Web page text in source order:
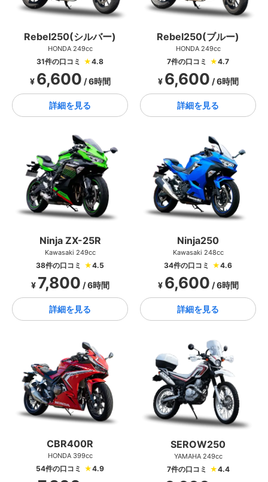
Rebel250(シルバー)
HONDA 249cc
31件の口コミ ★4.8
¥ 6,600 / 6時間
詳細を見る
Rebel250(ブルー)
HONDA 249cc
7件の口コミ ★4.7
¥ 6,600 / 6時間
詳細を見る
Ninja ZX-25R
Kawasaki 249cc
38件の口コミ ★4.5
¥ 7,800 / 6時間
詳細を見る
Ninja250
Kawasaki 248cc
34件の口コミ ★4.6
¥ 6,600 / 6時間
詳細を見る
CBR400R
HONDA 399cc
54件の口コミ ★4.9
SEROW250
YAMAHA 249cc
7件の口コミ ★4.4